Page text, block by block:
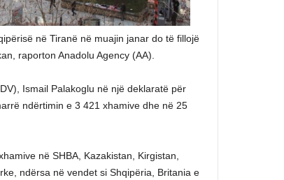
në Tiranë në muajin janar do të fillojë
raporton Anadolu Agency (AA).
Ismail Palakoglu në një deklaratë për
ndërtimin e 3 421 xhamive dhe në 25
në SHBA, Kazakistan, Kirgistan,
ndërsa në vendet si Shqipëria, Britania e